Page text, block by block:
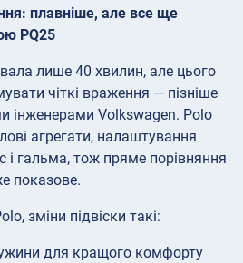
плавніше, але все ще
PQ25
лише 40 хвилин, але цього
чіткі враження — пізніше
інженерами Volkswagen. Polo
агрегати, налаштування
і гальма, тож пряме порівняння
показове.
зміни підвіски такі:
для кращого комфорту